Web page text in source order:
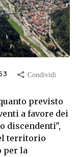
previsto
a favore dei
discendenti",
territorio
per la